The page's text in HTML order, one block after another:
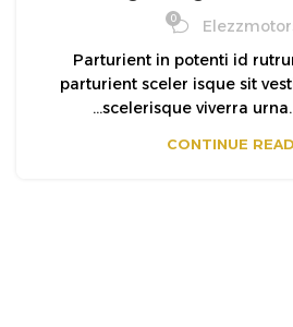
0
Parturient in potenti id
parturient sceler isque sit
scelerisque viverra urna.
CONTINUE